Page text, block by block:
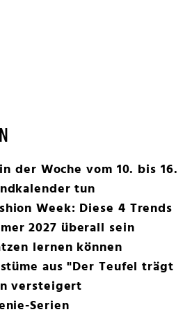
der Woche vom 10. bis 16.
tun
Week: Diese 4 Trends
2027 überall sein
lernen können
aus "Der Teufel trägt
versteigert
Serien